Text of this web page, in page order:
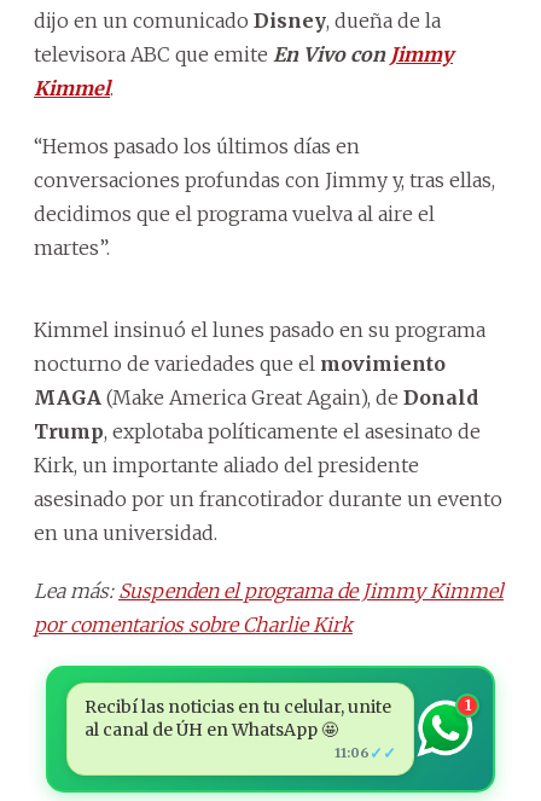
dijo en un comunicado Disney, dueña de la
televisora ABC que emite En Vivo con Jimmy
Kimmel.
“Hemos pasado los últimos días en
conversaciones profundas con Jimmy y, tras ellas,
decidimos que el programa vuelva al aire el
martes”.
Kimmel insinuó el lunes pasado en su programa
nocturno de variedades que el movimiento
MAGA (Make America Great Again), de Donald
Trump, explotaba políticamente el asesinato de
Kirk, un importante aliado del presidente
asesinado por un francotirador durante un evento
en una universidad.
Lea más: Suspenden el programa de Jimmy Kimmel
por comentarios sobre Charlie Kirk
Recibí las noticias en tu celular, unite
al canal de ÚH en WhatsApp 🤩
11:06 ✓✓
1